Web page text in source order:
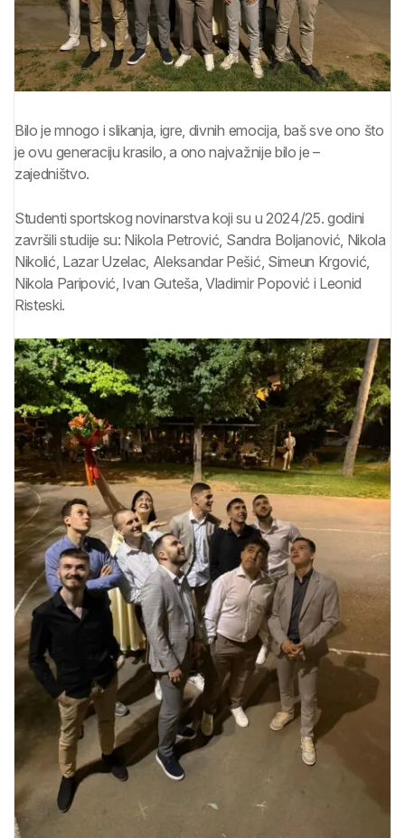
Bilo je mnogo i slikanja, igre, divnih emocija, baš sve ono što
je ovu generaciju krasilo, a ono najvažnije bilo je –
zajedništvo.
Studenti sportskog novinarstva koji su u 2024/25. godini
završili studije su: Nikola Petrović, Sandra Boljanović, Nikola
Nikolić, Lazar Uzelac, Aleksandar Pešić, Simeun Krgović,
Nikola Paripović, Ivan Guteša, Vladimir Popović i Leonid
Risteski.